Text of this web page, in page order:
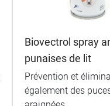
Biovectrol spray
punaises de lit
Prévention et
également des